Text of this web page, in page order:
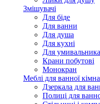
Змішувачі
Для біде
Для ванни
Для душа
Для кухні
Для умивальника
Крани побутові
Монокран
Меблі для ванної
Дзеркала для
Полиці для